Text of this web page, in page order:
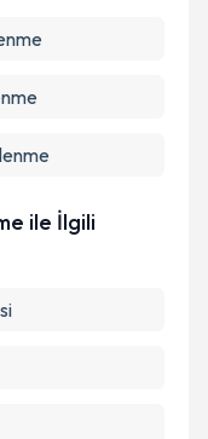
ile İlgili